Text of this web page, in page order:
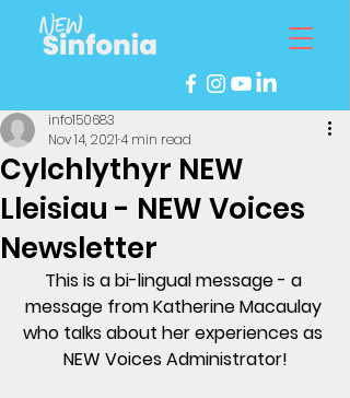
Cylchlythyr NEW
Lleisiau - NEW Voices
Newsletter
info150683
Nov 14, 20214 min read
This is a bi-lingual message - a
message from Katherine Macaulay
who talks about her experiences as
NEW Voices Administrator!